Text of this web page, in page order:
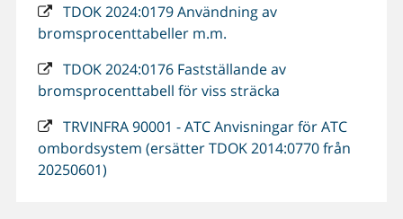
TDOK 2024:0179 Användning av
bromsprocenttabeller m.m.
TDOK 2024:0176 Fastställande av
bromsprocenttabell för viss sträcka
TRVINFRA 90001 - ATC Anvisningar för ATC
ombordsystem (ersätter TDOK 2014:0770 från
20250601)